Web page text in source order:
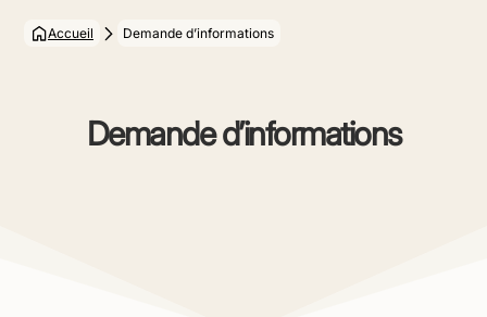
Accueil Demande d’informations
Demande d’informations